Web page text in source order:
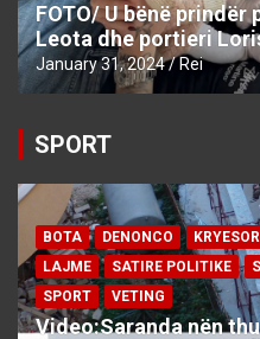
FOTO/ U bënë prindër
Leota dhe portieri
January 31, 2024 Rei
SPORT
BOTA DENONCO
LAJME
SATIRE POLITIKE
SPORT
VETING
Video:Saranda nën